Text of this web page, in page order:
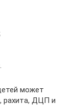
может
рахита, ДЦП и